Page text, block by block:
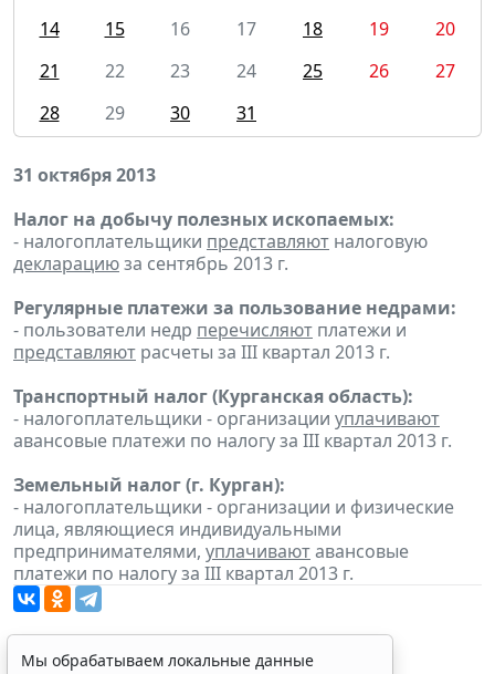
14
15 16 17 18 19
20
21
22 23 24 25 26
27
28
29 30 31
31 октября 2013
Налог на добычу полезных ископаемых:
- налогоплательщики представляют налоговую
декларациюза сентябрь 2013 г.
Регулярные платежи за пользование недрами:
- пользователи недр перечисляют платежи и
представляют расчеты за III квартал 2013 г.
Транспортный налог (Курганская область):
- налогоплательщики - организации уплачивают
авансовые платежи по налогу за III квартал 2013 г.
Земельный налог (г. Курган):
- налогоплательщики - организации и физические
лица, являющиеся индивидуальными
предпринимателями, уплачиваютавансовые
платежи по налогу за III квартал 2013 г.
Мы обрабатываем локальные данные